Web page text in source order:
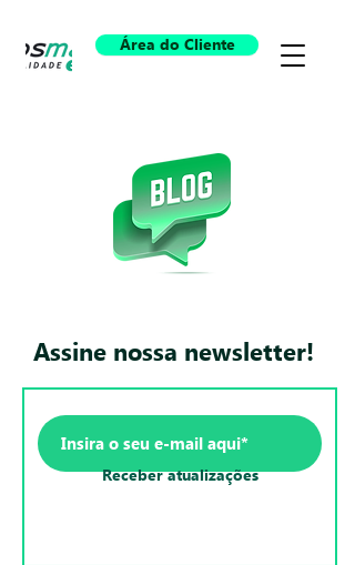
Área do Cliente
Assine nossa newsletter!
Receber atualizações